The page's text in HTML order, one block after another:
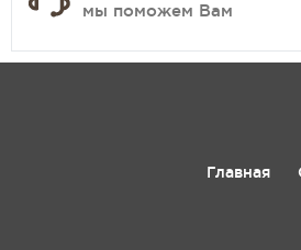
мы поможем Вам
Главная